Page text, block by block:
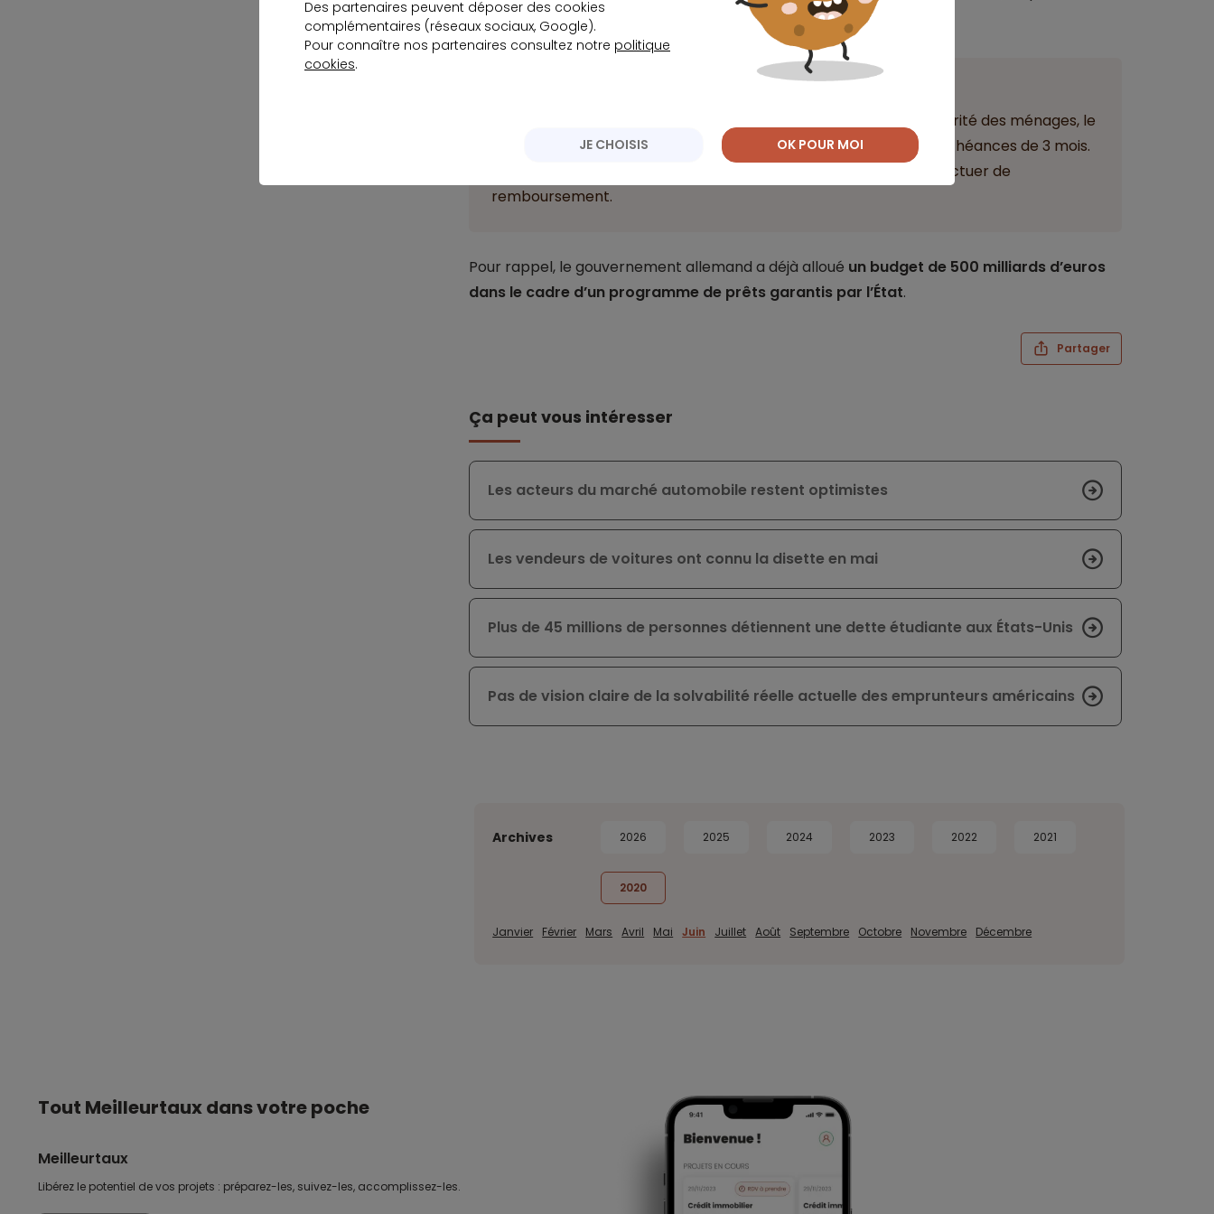
pour ceux qui ont des crédits à rembourser.
Important
Conscient de la situation précaire dans laquelle se trouve la majorité des ménages, le
gouvernement allemand a exhorté les banques à rallonger les échéances de 3 mois.
Dans les trois mois à venir donc, les ménages n’auront pas à effectuer de
remboursement.
Pour rappel, le gouvernement allemand a déjà alloué un budget de 500 milliards d’euros
dans le cadre d’un programme de prêts garantis par l’État.
Partager
Ça peut vous intéresser
Les acteurs du marché automobile restent optimistes
Les vendeurs de voitures ont connu la disette en mai
Plus de 45 millions de personnes détiennent une dette étudiante aux États-Unis
Pas de vision claire de la solvabilité réelle actuelle des emprunteurs américains
Archives 2026 2025 2024 2023 2022 2021
2020
Janvier Février Mars Avril Mai Juin Juillet Août Septembre Octobre Novembre Décembre
Tout Meilleurtaux dans votre poche
Meilleurtaux
Libérez le potentiel de vos projets : préparez-les, suivez-les, accomplissez-les.
Des partenaires peuvent déposer des cookies
complémentaires (réseaux sociaux, Google).
Pour connaître nos partenaires consultez notre politique
cookies.
JE CHOISIS OK POUR MOI